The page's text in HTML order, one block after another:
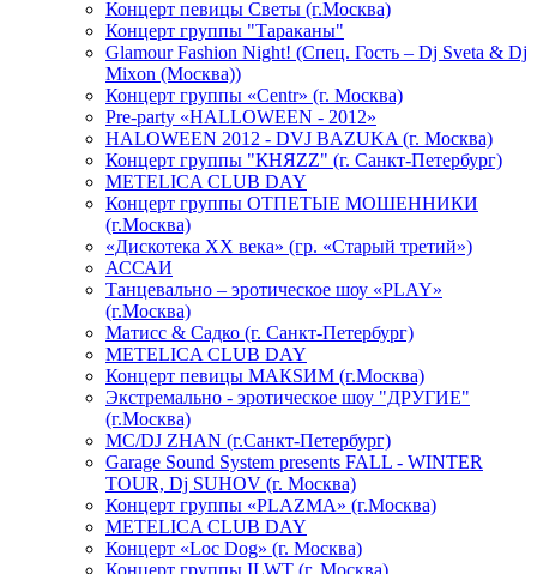
Концерт певицы Светы (г.Москва)
Концерт группы "Тараканы"
Glamour Fashion Night! (Спец. Гость – Dj Sveta & Dj
Mixon (Москва))
Концерт группы «Centr» (г. Москва)
Pre-party «HALLOWEEN - 2012»
HALOWEEN 2012 - DVJ BAZUKA (г. Москва)
Концерт группы "КНЯZZ" (г. Санкт-Петербург)
METELICA CLUB DAY
Концерт группы ОТПЕТЫЕ МОШЕННИКИ
(г.Москва)
«Дискотека ХХ века» (гр. «Старый третий»)
АССАИ
Танцевально – эротическое шоу «PLAY»
(г.Москва)
Матисс & Садко (г. Санкт-Петербург)
METELICA CLUB DAY
Концерт певицы МАКSИМ (г.Москва)
Экстремально - эротическое шоу "ДРУГИЕ"
(г.Москва)
МС/DJ ZHAN (г.Санкт-Петербург)
Garage Sound System presents FALL - WINTER
TOUR, Dj SUHOV (г. Москва)
Концерт группы «PLAZMA» (г.Москва)
METELICA CLUB DAY
Концерт «Loc Dog» (г. Москва)
Концерт группы ILWT (г. Москва)